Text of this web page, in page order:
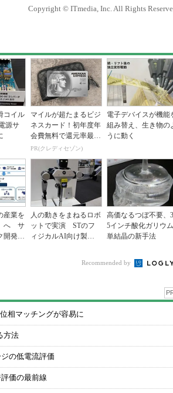
Copyright © ITmedia, Inc. All Rights
コイル
源サ
マイルが超たまるビジ
ネスカード！初年度年
会費無料で還元率最大
1.125%
PR(クレディセゾン)
電子デバイスが機能
組み替え、生き物の
うに動く
産業を
へ サ
開発進
人の動きをまねるロボ
ットで実演 STのフ
ィジカルAI向け製品
高価なるつぼ不要、
5インチ酸化ガリウム
単結晶の新手法
Recommended by
相マッチングが容易に
方法
の低電流評価
価の最前線